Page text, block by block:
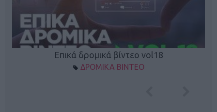
Επικά δρομικά βίντεο vol18
ΔΡΟΜΙΚΑ ΒΙΝΤΕΟ